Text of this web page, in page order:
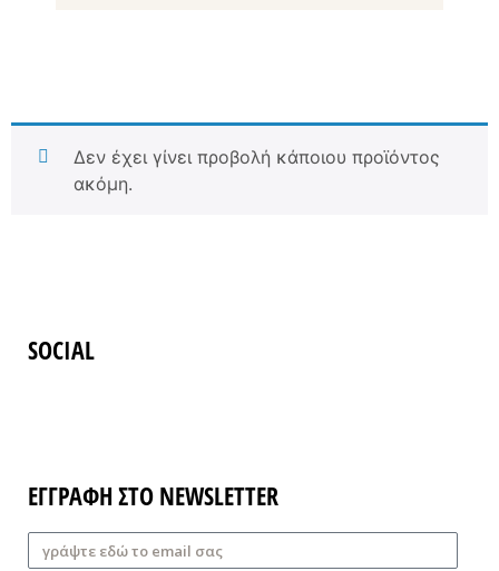
Δεν έχει γίνει προβολή κάποιου προϊόντος
ακόμη.
SOCIAL
ΕΓΓΡΑΦΗ ΣΤΟ NEWSLETTER